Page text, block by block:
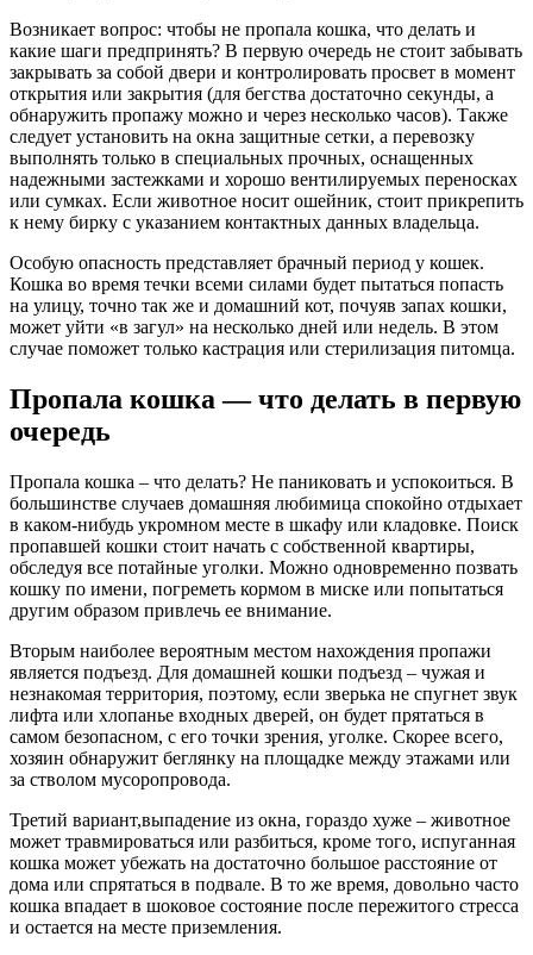
Возникает вопрос: чтобы не пропала кошка, что делать и
какие шаги предпринять? В первую очередь не стоит забывать
закрывать за собой двери и контролировать просвет в момент
открытия или закрытия (для бегства достаточно секунды, а
обнаружить пропажу можно и через несколько часов). Также
следует установить на окна защитные сетки, а перевозку
выполнять только в специальных прочных, оснащенных
надежными застежками и хорошо вентилируемых переносках
или сумках. Если животное носит ошейник, стоит прикрепить
к нему бирку с указанием контактных данных владельца.
Особую опасность представляет брачный период у кошек.
Кошка во время течки всеми силами будет пытаться попасть
на улицу, точно так же и домашний кот, почуяв запах кошки,
может уйти «в загул» на несколько дней или недель. В этом
случае поможет только кастрация или стерилизация питомца.
Пропала кошка — что делать в первую
очередь
Пропала кошка – что делать? Не паниковать и успокоиться. В
большинстве случаев домашняя любимица спокойно отдыхает
в каком-нибудь укромном месте в шкафу или кладовке. Поиск
пропавшей кошки стоит начать с собственной квартиры,
обследуя все потайные уголки. Можно одновременно позвать
кошку по имени, погреметь кормом в миске или попытаться
другим образом привлечь ее внимание.
Вторым наиболее вероятным местом нахождения пропажи
является подъезд. Для домашней кошки подъезд – чужая и
незнакомая территория, поэтому, если зверька не спугнет звук
лифта или хлопанье входных дверей, он будет прятаться в
самом безопасном, с его точки зрения, уголке. Скорее всего,
хозяин обнаружит беглянку на площадке между этажами или
за стволом мусоропровода.
Третий вариант,выпадение из окна, гораздо хуже – животное
может травмироваться или разбиться, кроме того, испуганная
кошка может убежать на достаточно большое расстояние от
дома или спрятаться в подвале. В то же время, довольно часто
кошка впадает в шоковое состояние после пережитого стресса
и остается на месте приземления.